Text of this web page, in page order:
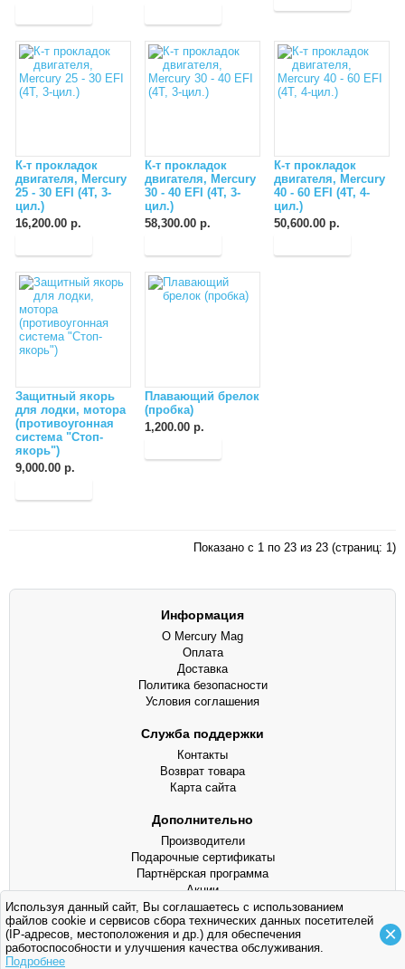
К-т прокладок
двигателя, Mercury
25 - 30 EFI (4T, 3-
цил.)
16,200.00 р.
К-т прокладок
двигателя, Mercury
30 - 40 EFI (4T, 3-
цил.)
58,300.00 р.
К-т прокладок
двигателя, Mercury
40 - 60 EFI (4T, 4-
цил.)
50,600.00 р.
Защитный якорь
для лодки, мотора
(противоугонная
система "Стоп-
якорь")
9,000.00 р.
Плавающий брелок
(пробка)
1,200.00 р.
Показано с 1 по 23 из 23 (страниц: 1)
Информация
О Mercury Mag
Оплата
Доставка
Политика безопасности
Условия соглашения
Служба поддержки
Контакты
Возврат товара
Карта сайта
Дополнительно
Производители
Подарочные сертификаты
Партнёрская программа
Акции
©Mercury Mag, 2013 - аксессуары для мототехники
+7 (925) 116-01-48 ●mercury-mag@mail.ru
Используя данный сайт, Вы соглашаетесь с использованием
файлов cookie и сервисов сбора технических данных посетителей
(IP-адресов, местоположения и др.) для обеспечения
работоспособности и улучшения качества обслуживания.
Подробнее
×